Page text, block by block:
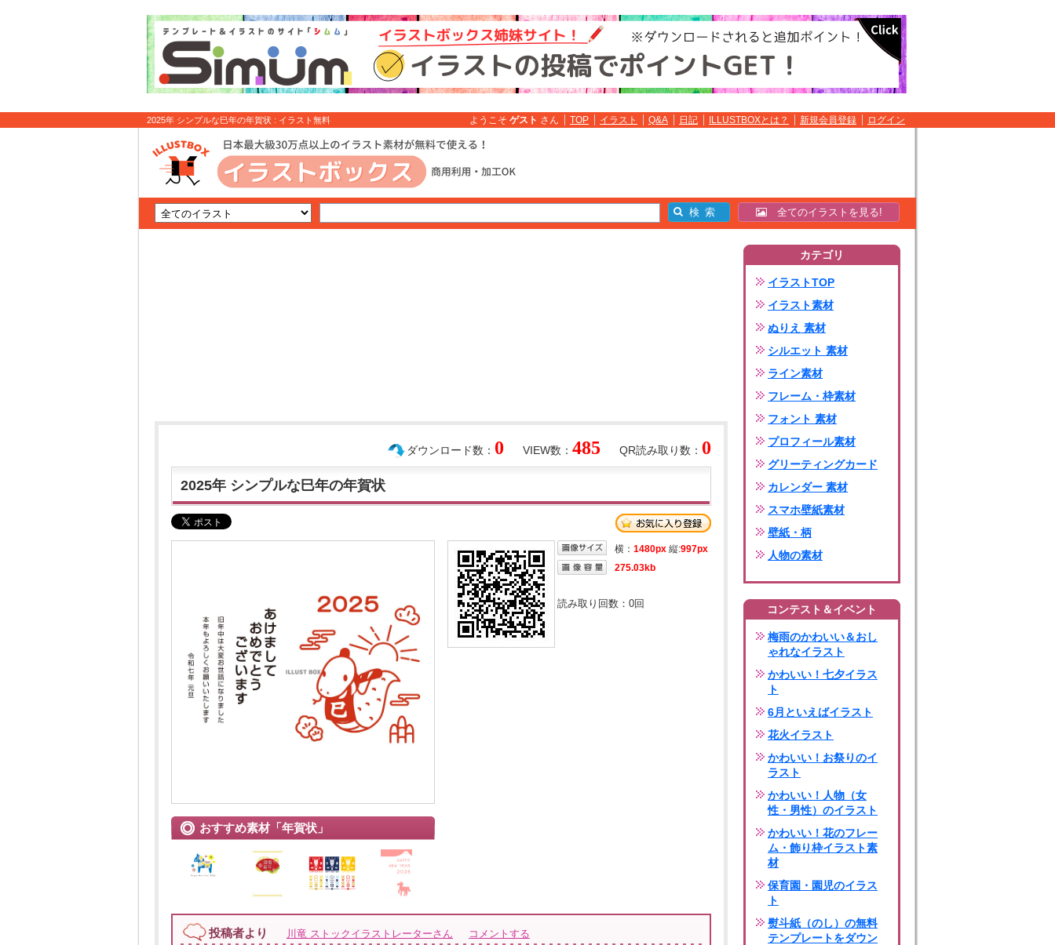
2025年 シンプルな巳年の年賀状 : イラスト無料 ようこそ ゲスト さん TOP イラスト Q&A 日記 ILLUSTBOXとは？ 新規会員登録 ログイン
全てのイラストを見る!
QR読み取り数： 0
VIEW数： 485
ダウンロード数： 0
2025年 シンプルな巳年の年賀状
おすすめ素材「年賀状」
横： 1480px 縦:997px
275.03kb
読み取り回数： 0回
投稿者より 川竜 ストックイラストレーターさん コメントする
カテゴリ
イラストTOP
イラスト素材
ぬりえ 素材
シルエット 素材
ライン素材
フレーム・枠素材
フォント 素材
プロフィール素材
グリーティングカード
カレンダー 素材
スマホ壁紙素材
壁紙・柄
人物の素材
コンテスト＆イベント
梅雨のかわいい＆おし
ゃれなイラスト
かわいい！七夕イラス
ト
6月といえばイラスト
花火イラスト
かわいい！お祭りのイ
ラスト
かわいい！人物（女
性・男性）のイラスト
かわいい！花のフレー
ム・飾り枠イラスト素
材
保育園・園児のイラス
ト
熨斗紙（のし）の無料
テンプレートをダウン